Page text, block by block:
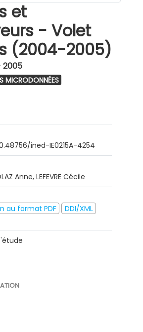
et
- Volet
(2004-2005)
2005
MICRODONNÉES
ined-IE0215A-4254
Anne, LEFEVRE Cécile
au format PDF
DDI/XML